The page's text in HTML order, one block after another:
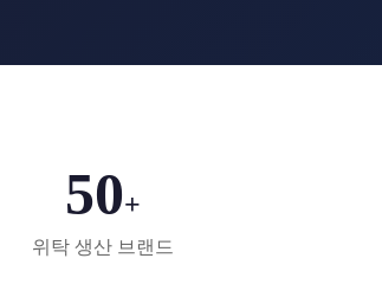
50+
위탁 생산 브랜드